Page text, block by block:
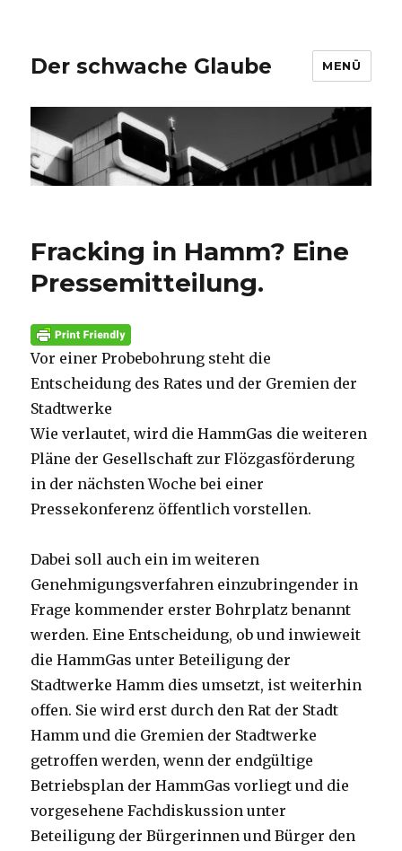
Der schwache Glaube MENÜ
Fracking in Hamm? Eine
Pressemitteilung.
Vor einer Probebohrung steht die
Entscheidung des Rates und der Gremien der
Stadtwerke
Wie verlautet, wird die HammGas die weiteren
Pläne der Gesellschaft zur Flözgasförderung
in der nächsten Woche bei einer
Pressekonferenz öffentlich vorstellen.
Dabei soll auch ein im weiteren
Genehmigungsverfahren einzubringender in
Frage kommender erster Bohrplatz benannt
werden. Eine Entscheidung, ob und inwieweit
die HammGas unter Beteiligung der
Stadtwerke Hamm dies umsetzt, ist weiterhin
offen. Sie wird erst durch den Rat der Stadt
Hamm und die Gremien der Stadtwerke
getroffen werden, wenn der endgültige
Betriebsplan der HammGas vorliegt und die
vorgesehene Fachdiskussion unter
Beteiligung der Bürgerinnen und Bürger den